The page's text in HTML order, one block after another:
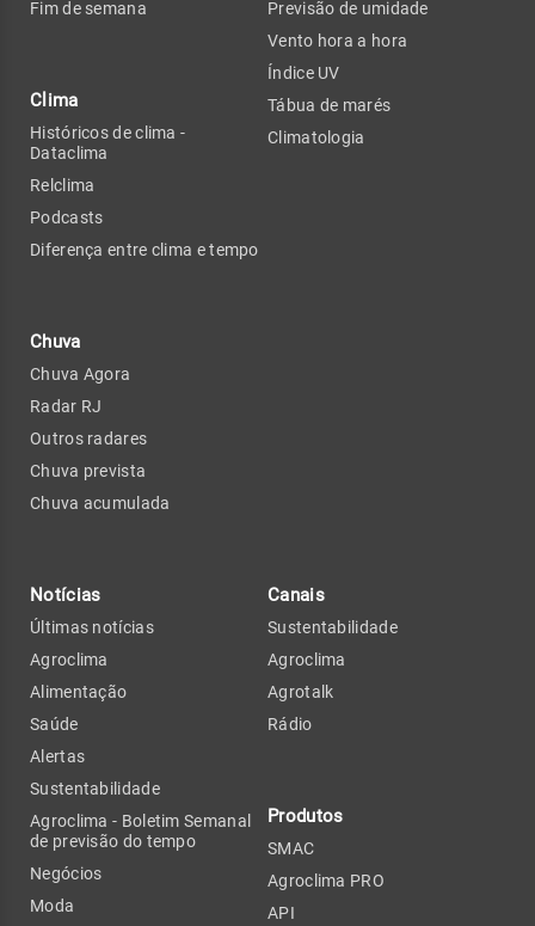
Fim de semana
Clima
Históricos de clima -
Dataclima
Relclima
Podcasts
Diferença entre clima e tempo
Chuva
Chuva Agora
Radar RJ
Outros radares
Chuva prevista
Chuva acumulada
Previsão de umidade
Vento hora a hora
Índice UV
Tábua de marés
Climatologia
Notícias
Últimas notícias
Agroclima
Alimentação
Saúde
Alertas
Sustentabilidade
Agroclima - Boletim Semanal
de previsão do tempo
Negócios
Moda
Canais
Sustentabilidade
Agroclima
Agrotalk
Rádio
Produtos
SMAC
Agroclima PRO
API